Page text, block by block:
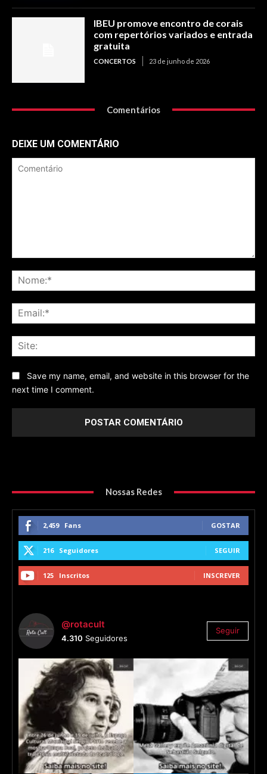
IBEU promove encontro de corais
com repertórios variados e entrada
gratuita
CONCERTOS 23 de junho de 2026
Comentários
DEIXE UM COMENTÁRIO
Save my name, email, and website in this browser for the
next time I comment.
Nossas Redes
2,459 Fans GOSTAR
216 Seguidores SEGUIR
125 Inscritos INSCREVER
@rotacult
4.310 Seguidores
Seguir